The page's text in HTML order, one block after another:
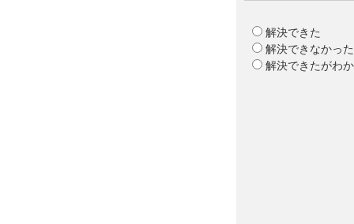
解決できた
解決できなかった
解決できたがわ